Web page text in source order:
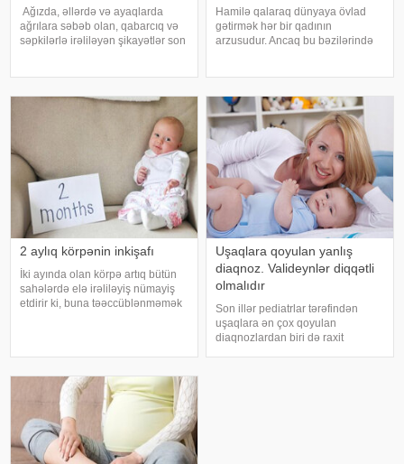
Ağızda, əllərdə və ayaqlarda
ağrılara səbəb olan, qabarcıq və
səpkilərlə irəliləyən şikayətlər son
daha çox uşaqları hədə
Hamilə qalaraq dünyaya övlad
gətirmək hər bir qadının
arzusudur. Ancaq bu bəzilərində
Yaranan vəziyyətin səbəblərindən
bir
2 aylıq körpənin inkişafı
İki ayında olan körpə artıq bütün
sahələrdə elə irəliləyiş nümayiş
etdirir ki, buna təəccüblənməmək
Uşaqlara qoyulan yanlış
diaqnoz. Valideynlər diqqətli
olmalıdır
Son illər pediatrlar tərəfindən
uşaqlara ən çox qoyulan
diaqnozlardan biri də raxit